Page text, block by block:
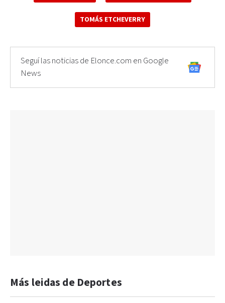
TOMÁS ETCHEVERRY
Seguí las noticias de Elonce.com en Google
News
Más leidas de Deportes